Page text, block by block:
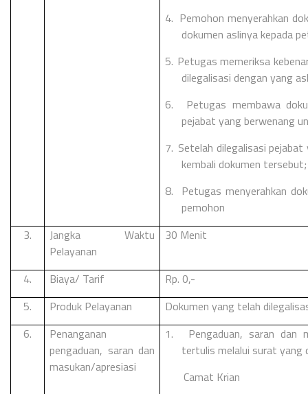
4. Pemohon menyerahkan
dokumen aslinya kepada
5. Petugas memeriksa
dilegalisasi dengan yang
6.
Petugas membawa
pejabat yang berwenang
7. Setelah dilegalisasi
kembali dokumen tersebut;
8. Petugas menyerahkan
pemohon
3.
Jangka Waktu
Pelayanan
30 Menit
4. Biaya/ Tarif
Rp. 0,-
5.
Produk Pelayanan
Dokumen yang telah
6.
Penanganan
pengaduan, saran dan
masukan/apresiasi
1.
Pengaduan, saran dan
tertulis melalui surat yang
Camat Krian